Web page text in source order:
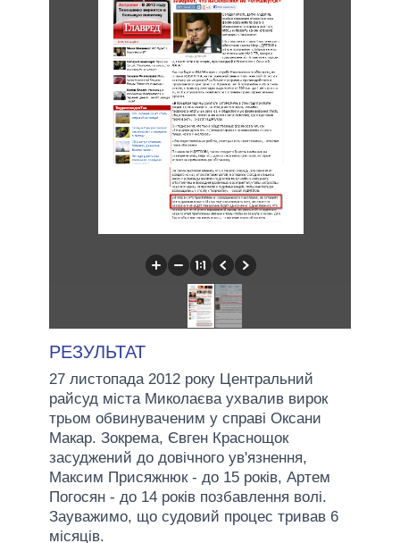
РЕЗУЛЬТАТ
27 листопада 2012 року Центральний
райсуд міста Миколаєва ухвалив вирок
трьом обвинуваченим у справі Оксани
Макар. Зокрема, Євген Краснощок
засуджений до довічного ув'язнення,
Максим Присяжнюк - до 15 років, Артем
Погосян - до 14 років позбавлення волі.
Зауважимо, що судовий процес тривав 6
місяців.